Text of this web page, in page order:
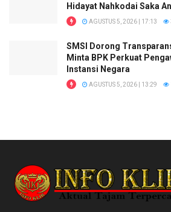
Hidayat Nahkodai Saka
AGUSTUS 5, 2026 | 17:13
SMSI Dorong
Minta BPK Perkuat
Instansi Negara
AGUSTUS 5, 2026 | 13:29